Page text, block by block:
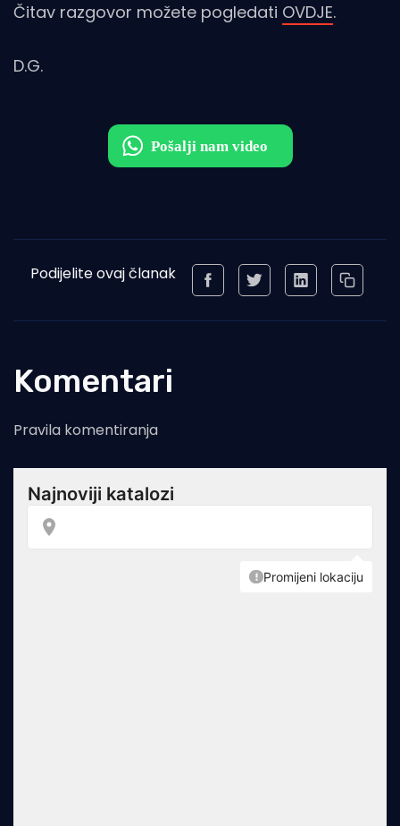
Čitav razgovor možete pogledati OVDJE.
D.G.
Podijelite ovaj članak
Komentari
Pravila komentiranja